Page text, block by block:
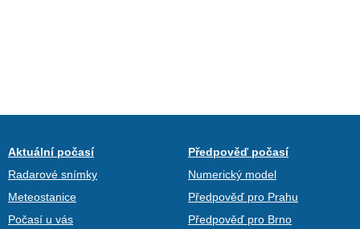
Aktuální počasí
Radarové snímky
Meteostanice
Počasí u vás
Předpověď počasí
Numerický model
Předpověď pro Prahu
Předpověď pro Brno